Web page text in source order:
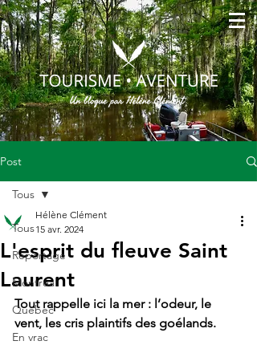
Post
Tous
Reportage
Montréal
Québec
En vrac
Tous
L'esprit du fleuve Saint
Laurent
Hélène Clément
15 avr. 2024
Tout rappelle ici la mer : l’odeur, le
vent, les cris plaintifs des goélands.